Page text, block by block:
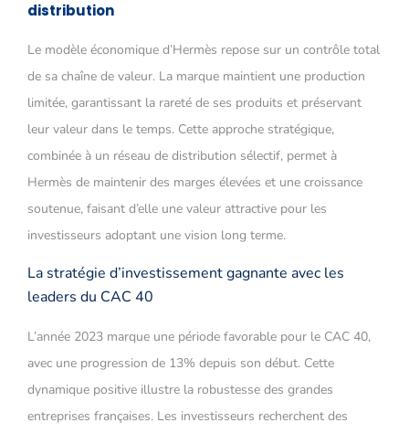
distribution
Le modèle économique d’Hermès repose sur un contrôle total
de sa chaîne de valeur. La marque maintient une production
limitée, garantissant la rareté de ses produits et préservant
leur valeur dans le temps. Cette approche stratégique,
combinée à un réseau de distribution sélectif, permet à
Hermès de maintenir des marges élevées et une croissance
soutenue, faisant d’elle une valeur attractive pour les
investisseurs adoptant une vision long terme.
La stratégie d’investissement gagnante avec les
leaders du CAC 40
L’année 2023 marque une période favorable pour le CAC 40,
avec une progression de 13% depuis son début. Cette
dynamique positive illustre la robustesse des grandes
entreprises françaises. Les investisseurs recherchent des